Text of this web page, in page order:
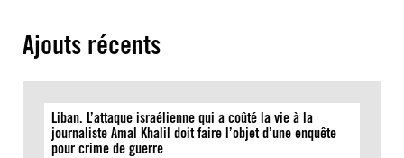
Ajouts récents
Liban. L’attaque israélienne qui a coûté la vie à la
journaliste Amal Khalil doit faire l’objet d’une enquête
pour crime de guerre